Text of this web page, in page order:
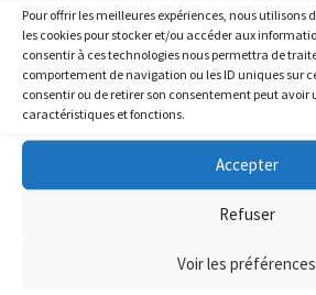
Pour offrir les meilleures expériences, nous utilisons
les cookies pour stocker et/ou accéder aux
consentir à ces technologies nous permettra de
comportement de navigation ou les ID uniques sur
consentir ou de retirer son consentement peut avoir
caractéristiques et fonctions.
Accepter
Refuser
Voir les préférences
PRODUITS SIMILAIRES